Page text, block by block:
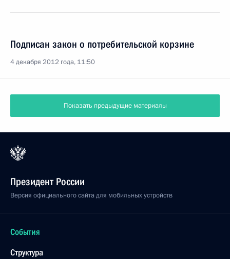
Подписан закон о потребительской корзине
4 декабря 2012 года, 11:50
Показать предыдущие материалы
Президент России
Версия официального сайта для мобильных устройств
События
Структура